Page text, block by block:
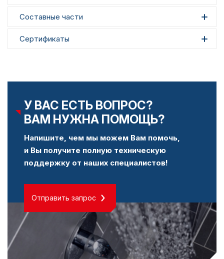
Составные части
Сертификаты
У ВАС ЕСТЬ ВОПРОС?
ВАМ НУЖНА ПОМОЩЬ?
Напишите, чем мы можем Вам помочь,
и Вы получите полную техническую
поддержку от наших специалистов!
Отправить запрос